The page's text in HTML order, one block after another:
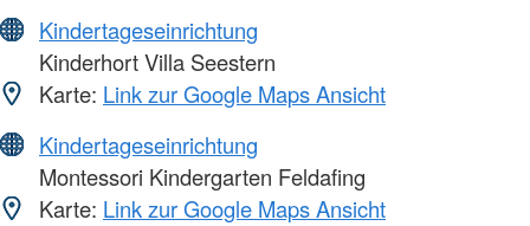
Kindertageseinrichtung
Kinderhort Villa Seestern
Karte: Link zur Google Maps Ansicht
Kindertageseinrichtung
Montessori Kindergarten Feldafing
Karte: Link zur Google Maps Ansicht